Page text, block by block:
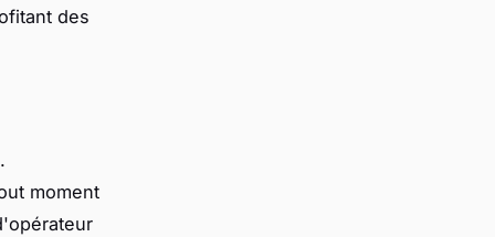
des
moment